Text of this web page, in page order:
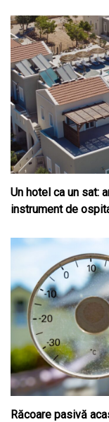
Un hotel ca un sat:
instrument de
Răcoare pasivă